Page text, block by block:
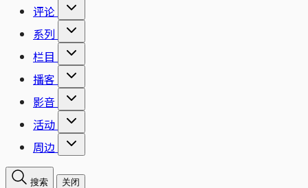
评论
系列
栏目
播客
影音
活动
周边
搜索 关闭